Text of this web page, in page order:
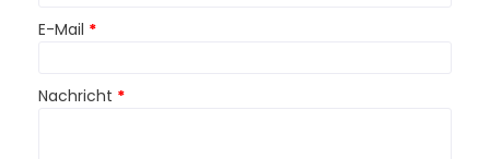
E-Mail *
Nachricht *